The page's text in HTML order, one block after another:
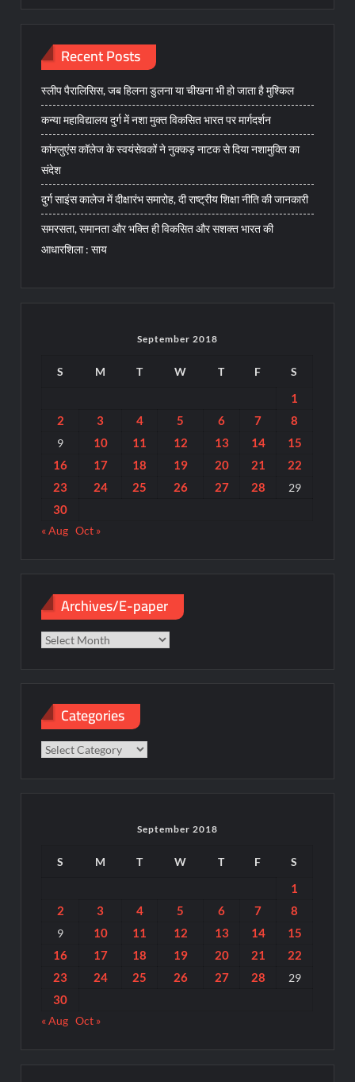
Recent Posts
स्लीप पैरालिसिस, जब हिलना डुलना या चीखना भी हो जाता है मुश्किल
कन्या महाविद्यालय दुर्ग में नशा मुक्त विकसित भारत पर मार्गदर्शन
कांफ्लुएंस कॉलेज के स्वयंसेवकों ने नुक्कड़ नाटक से दिया नशामुक्ति का
संदेश
दुर्ग साइंस कालेज में दीक्षारंभ समारोह, दी राष्ट्रीय शिक्षा नीति की जानकारी
समरसता, समानता और भक्ति ही विकसित और सशक्त भारत की
आधारशिला : साय
September 2018
S M T W T F S
1
2
3 4 5 6 7 8
9 10 11 12 13 14
15
16
17 18 19 20 21
22
23
24 25 26 27 28 29
30
« Aug Oct »
Archives/E-paper
Categories
Categories
September 2018
S M T W T F S
1
2
3 4 5 6 7 8
9 10 11 12 13 14
15
16
17 18 19 20 21
22
23
24 25 26 27 28 29
30
« Aug Oct »